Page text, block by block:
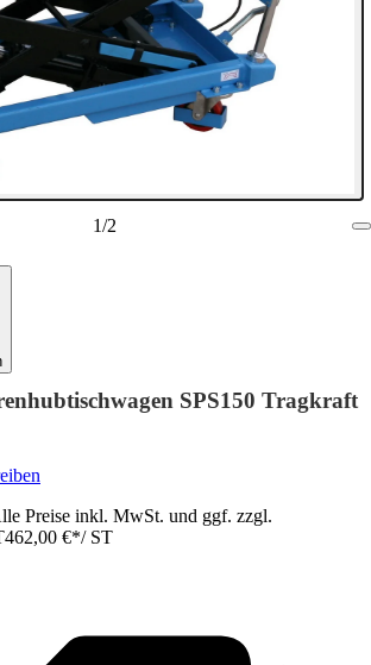
1/2
SPS150 Tragkraft
Preise inkl. MwSt. und ggf. zzgl.
462,00 €*/ ST